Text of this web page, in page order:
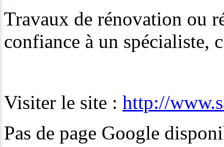
Travaux de rénovation ou
confiance à un spécialiste,
Visiter le site : http://
Pas de page Google